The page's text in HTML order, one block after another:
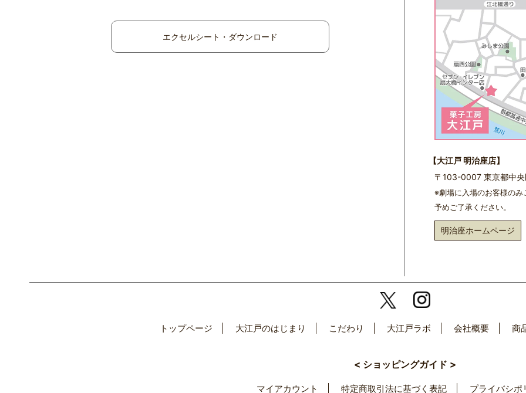
エクセルシート・ダウンロード
【大江戸 明治座店】
〒103-0007 東京都中央
※劇場に入場のお客様のみ
予めご了承ください。
明治座ホームページ
トップページ 大江戸のはじまり こだわり 大江戸ラボ 会社概要 商
< ショッピングガイド >
マイアカウント 特定商取引法に基づく表記 プライバシポ